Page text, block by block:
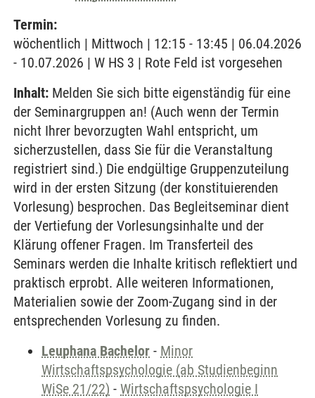
Termin:
wöchentlich | Mittwoch | 12:15 - 13:45 | 06.04.2026
- 10.07.2026 | W HS 3 | Rote Feld ist vorgesehen
Inhalt: Melden Sie sich bitte eigenständig für eine
der Seminargruppen an! (Auch wenn der Termin
nicht Ihrer bevorzugten Wahl entspricht, um
sicherzustellen, dass Sie für die Veranstaltung
registriert sind.) Die endgültige Gruppenzuteilung
wird in der ersten Sitzung (der konstituierenden
Vorlesung) besprochen. Das Begleitseminar dient
der Vertiefung der Vorlesungsinhalte und der
Klärung offener Fragen. Im Transferteil des
Seminars werden die Inhalte kritisch reflektiert und
praktisch erprobt. Alle weiteren Informationen,
Materialien sowie der Zoom-Zugang sind in der
entsprechenden Vorlesung zu finden.
Leuphana Bachelor - Minor
Wirtschaftspsychologie (ab Studienbeginn
WiSe 21/22) - Wirtschaftspsychologie I